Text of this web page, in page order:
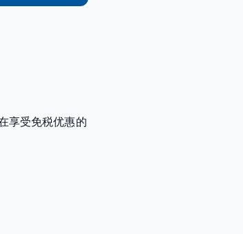
享受免税优惠的